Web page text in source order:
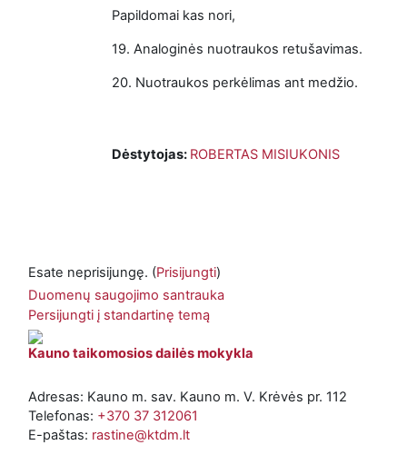
Papildomai kas nori,
19. Analoginės nuotraukos retušavimas.
20. Nuotraukos perkėlimas ant medžio.
Dėstytojas: ROBERTAS MISIUKONIS
Esate neprisijungę. (Prisijungti)
Duomenų saugojimo santrauka
Persijungti į standartinę temą
Kauno taikomosios dailės mokykla
Adresas: Kauno m. sav. Kauno m. V. Krėvės pr. 112
Telefonas: +370 37 312061
E-paštas: rastine@ktdm.lt